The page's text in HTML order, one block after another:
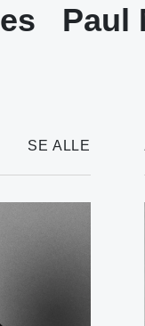
Paul
SE ALLE